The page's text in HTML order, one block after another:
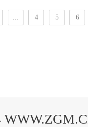
... 4 5 6